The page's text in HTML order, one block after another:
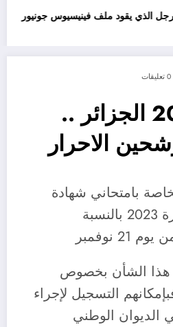
يقود ملف فينيسيوس جونيور
0 تعليقات
باكالوريا 2023 الجزائر ..
الاحرار
بامتحاني شهادة
باكالوريا الجزائر، دورة 2023 بالنسبة
نوفمبر
هذا الشأن بخصوص
التسجيل لإجراء
الديوان الوطني